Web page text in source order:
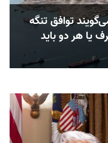
توافق تنگه
یا هر دو باید